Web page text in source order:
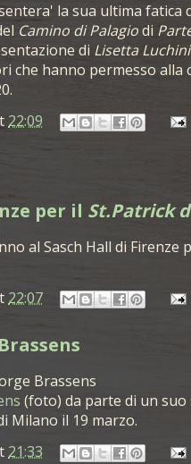
la sua ultima fatica
Camino di Palagiodi
di Lisetta
che hanno permesso alla
22:09
per il St.Patrick
al Sasch Hall di Firenze
22:07
Brassens
(foto) da parte di un
Milano il 19 marzo.
21:33